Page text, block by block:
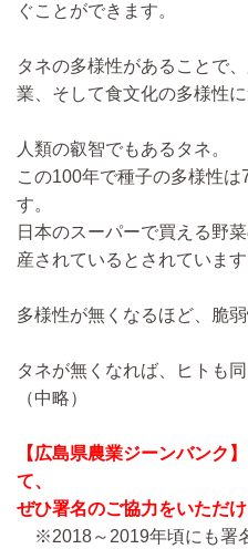
ぐことができます。
タネの多様性があることで
業、そして食文化の多様性に
人類の叡智でもあるタネ。
この100年で種子の多様性は
す。
日本のスーパーで買える野
産されているとされています
多様性が無くなるほど、脆弱
タネが無くなれば、ヒトも同
（中略）
【広島県農業ジーンバンク
て、
ぜひ署名のご協力をいただけ
※2018～2019年頃にも署